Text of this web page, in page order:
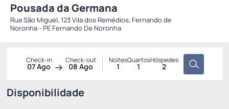
Pousada da Germana
Rua São Miguel, 123 Vila dos Remédios, Fernando de
Noronha - PE Fernando De Noronha
Check-in
07 Ago
Check-out
08 Ago
Noites
1
Quartos
1
Hóspedes
2
Disponibilidade